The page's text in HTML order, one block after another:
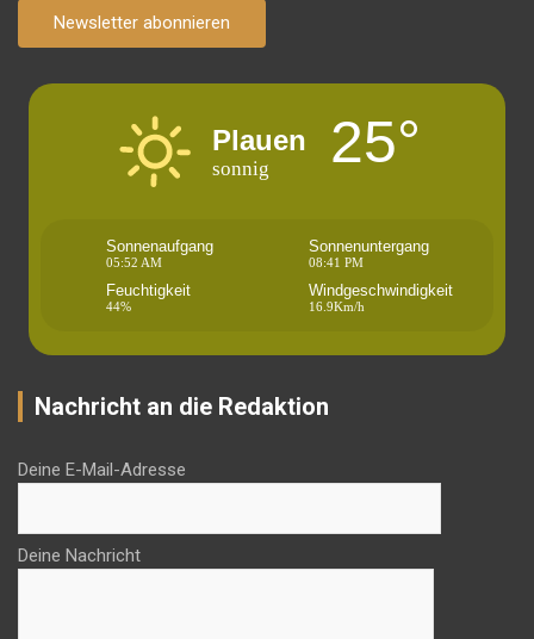
Newsletter abonnieren
Plauen
sonnig 25°
Sonnenaufgang
05:52 AM
Sonnenuntergang
08:41 PM
Feuchtigkeit
44%
Windgeschwindigkeit
16.9Km/h
Nachricht an die Redaktion
Deine E-Mail-Adresse
Deine Nachricht